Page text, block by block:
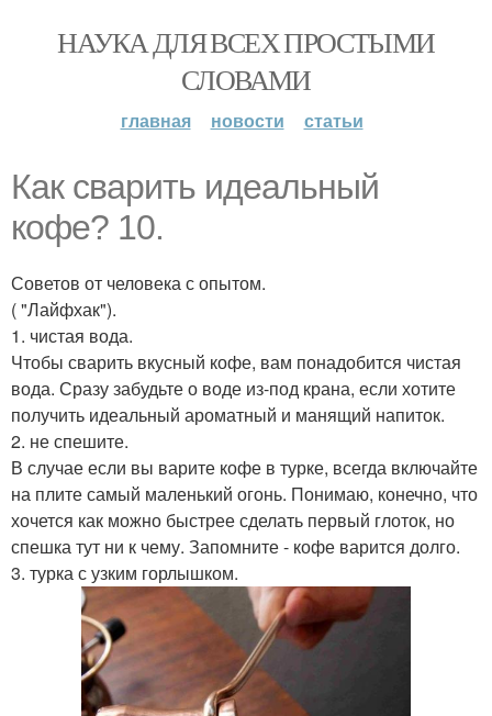
НАУКА ДЛЯ ВСЕХ ПРОСТЫМИ
СЛОВАМИ
главная новости статьи
Как сварить идеальный
кофе? 10.
Советов от человека с опытом.
( "Лайфхак").
1. чистая вода.
Чтобы сварить вкусный кофе, вам понадобится чистая
вода. Сразу забудьте о воде из-под крана, если хотите
получить идеальный ароматный и манящий напиток.
2. не спешите.
В случае если вы варите кофе в турке, всегда включайте
на плите самый маленький огонь. Понимаю, конечно, что
хочется как можно быстрее сделать первый глоток, но
спешка тут ни к чему. Запомните - кофе варится долго.
3. турка с узким горлышком.